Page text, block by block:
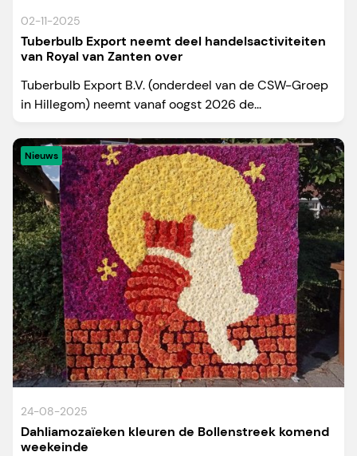
02-11-2025
Tuberbulb Export neemt deel handelsactiviteiten
van Royal van Zanten over
Tuberbulb Export B.V. (onderdeel van de CSW-Groep
in Hillegom) neemt vanaf oogst 2026 de...
Nieuws
24-08-2025
Dahliamozaïeken kleuren de Bollenstreek komend
weekeinde